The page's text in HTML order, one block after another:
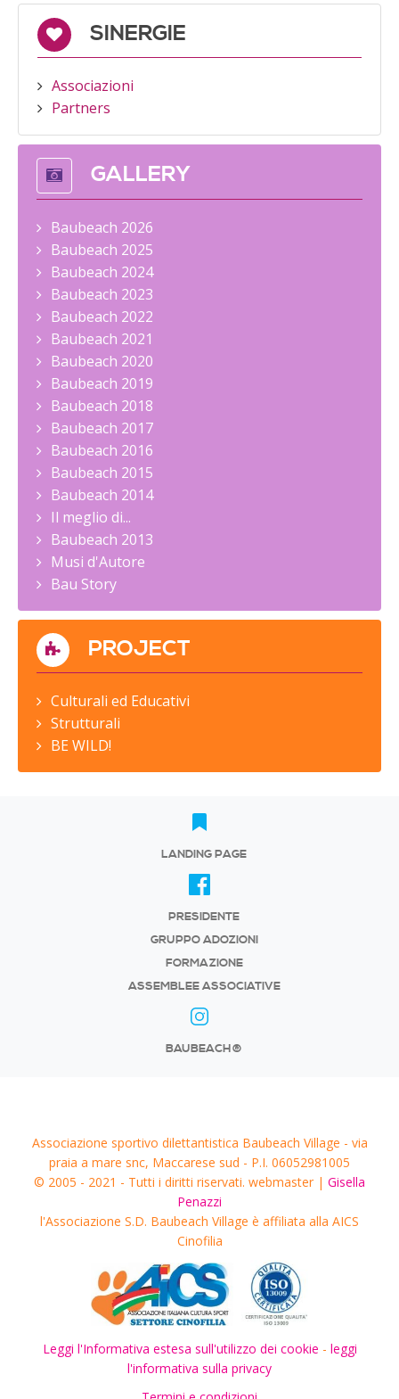
SINERGIE
Associazioni
Partners
GALLERY
Baubeach 2026
Baubeach 2025
Baubeach 2024
Baubeach 2023
Baubeach 2022
Baubeach 2021
Baubeach 2020
Baubeach 2019
Baubeach 2018
Baubeach 2017
Baubeach 2016
Baubeach 2015
Baubeach 2014
Il meglio di...
Baubeach 2013
Musi d'Autore
Bau Story
PROJECT
Culturali ed Educativi
Strutturali
BE WILD!
LANDING PAGE
PRESIDENTE
GRUPPO ADOZIONI
FORMAZIONE
ASSEMBLEE ASSOCIATIVE
BAUBEACH®
Associazione sportivo dilettantistica Baubeach Village - via
praia a mare snc, Maccarese sud - P.I. 06052981005
© 2005 - 2021 - Tutti i diritti riservati. webmaster | Gisella
Penazzi
l'Associazione S.D. Baubeach Village è affiliata alla AICS
Cinofilia
Leggi l'Informativa estesa sull'utilizzo dei cookie - leggi
l'informativa sulla privacy